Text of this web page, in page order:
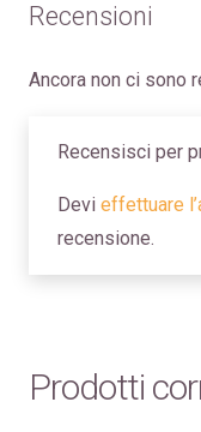
Recensioni
Ancora non ci sono
Recensisci per
Devi effettuare
recensione.
Prodotti